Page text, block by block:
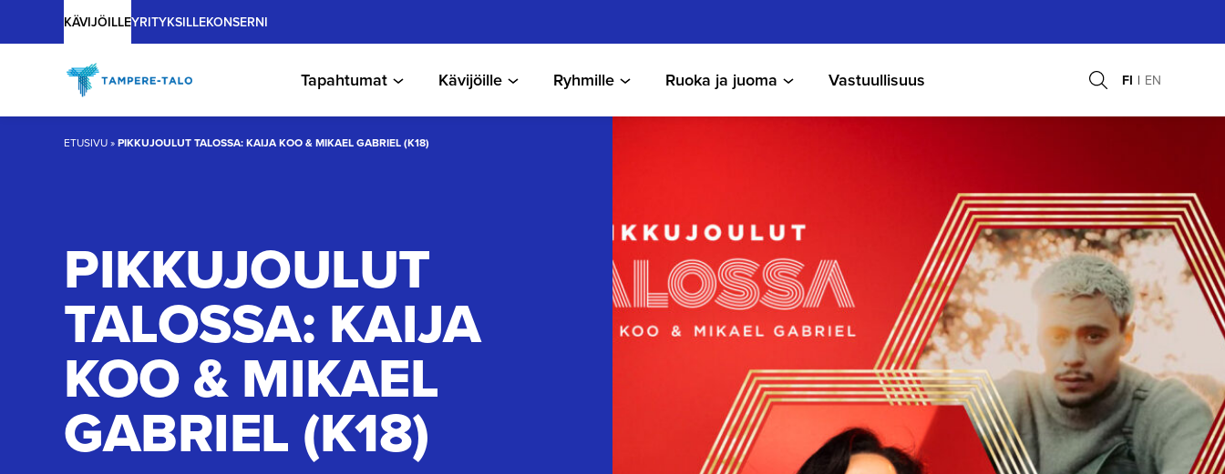
Main
KÄVIJÖILLE
Tapahtumat Kävijöille Ryhmille Ruoka ja juoma Vastuullisuus
YRITYKSILLEKONSERNI
FI EN
ETUSIVU»PIKKUJOULUT TALOSSA: KAIJA KOO & MIKAEL GABRIEL (K18)
PIKKUJOULUT
TALOSSA: KAIJA
KOO & MIKAEL
GABRIEL (K18)